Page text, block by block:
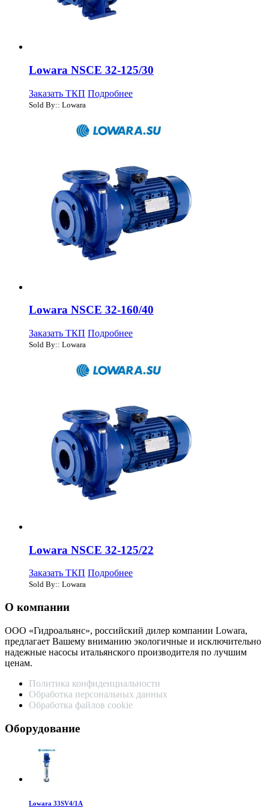
Lowara NSCE 32-125/30
Заказать ТКП Подробнее
Sold By:: Lowara
Lowara NSCE 32-160/40
Заказать ТКП Подробнее
Sold By:: Lowara
Lowara NSCE 32-125/22
Заказать ТКП Подробнее
Sold By:: Lowara
О компании
ООО «Гидроальянс», российский дилер компании Lowara,
предлагает Вашему вниманию экологичные и исключительно
надежные насосы итальянского производителя по лучшим
ценам.
Политика конфиденциальности
Обработка персональных данных
Обработка файлов cookie
Оборудование
Lowara 33SV4/1A